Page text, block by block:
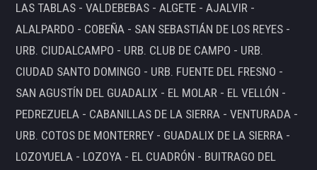
LAS TABLAS - VALDEBEBAS - ALGETE - AJALVIR -
ALALPARDO - COBEÑA - SAN SEBASTIÁN DE LOS REYES -
URB. CIUDALCAMPO - URB. CLUB DE CAMPO - URB.
CIUDAD SANTO DOMINGO - URB. FUENTE DEL FRESNO -
SAN AGUSTÍN DEL GUADALIX - EL MOLAR - EL VELLÓN -
PEDREZUELA - CABANILLAS DE LA SIERRA - VENTURADA -
URB. COTOS DE MONTERREY - GUADALIX DE LA SIERRA -
LOZOYUELA - LOZOYA - EL CUADRÓN - BUITRAGO DEL